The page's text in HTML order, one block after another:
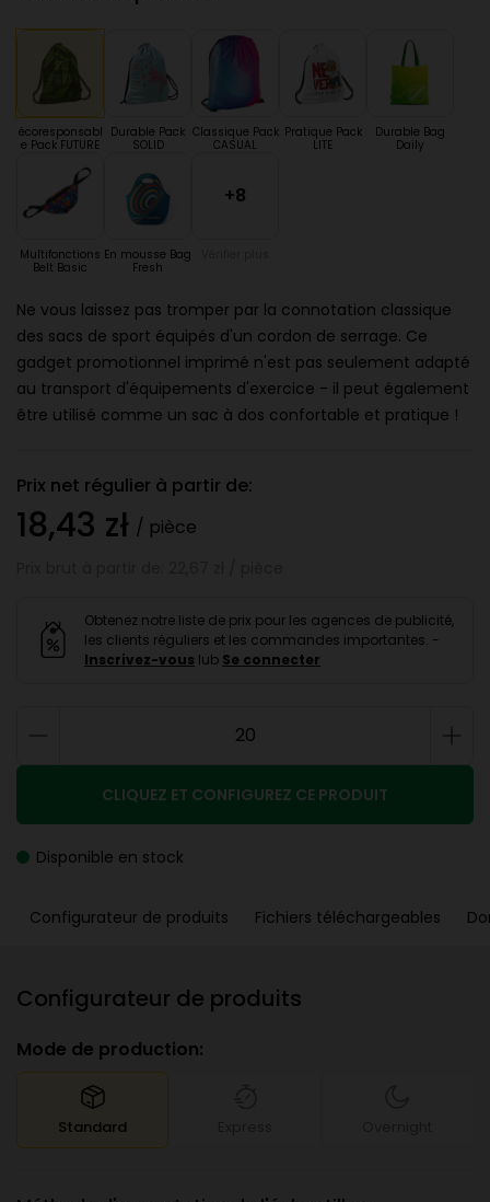
écoresponsabl
e Pack FUTURE
Durable Pack
SOLID
Classique Pack
CASUAL
Pratique Pack
LITE
Durable Bag
Daily
Multifonctions
Belt Basic
En mousse Bag
Fresh
+8
Ne vous laissez pas tromper par la connotation classique
des sacs de sport équipés d'un cordon de serrage. Ce
gadget promotionnel imprimé n'est pas seulement adapté
au transport d'équipements d'exercice - il peut également
être utilisé comme un sac à dos confortable et pratique !
Prix net régulier à partir de:
18,43 zł / pièce
Obtenez notre liste de prix pour les agences de publicité,
les clients réguliers et les commandes importantes. -
Inscrivez-vous lub Se connecter
CLIQUEZ ET CONFIGUREZ CE PRODUIT
Disponible en stock
Configurateur de produits Fichiers téléchargeables
Configurateur de produits
Mode de production:
Standard